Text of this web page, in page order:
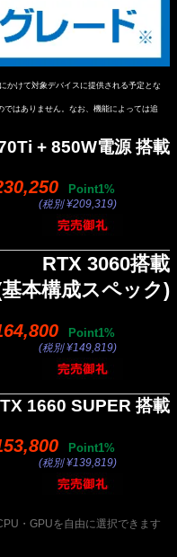
かけて対象デバイスに提供される予定とな
はありません。なお、機能によっては追
+ 850W電源 搭載
Point1%
(税別 ¥209,319)
RTX 3060搭載
本構成スペック)
Point1%
(税別 ¥149,819)
1660 SUPER 搭載
Point1%
(税別 ¥139,819)
・GPUを自由に選択できます